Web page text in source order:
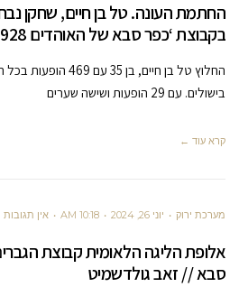
החתמת העונה. טל בן חיים, שחקן
בקבוצת ‘כפר סבא של האוהדים 1928’
בישולים. עם 29 הופעות ושישה שערים
קרא עוד ←
מערכת ירוק יוני 26, 2024 10:18 AM אין תגובות
אלופת הליגה הלאומית קבוצת
סבא // זאב גולדשמיט